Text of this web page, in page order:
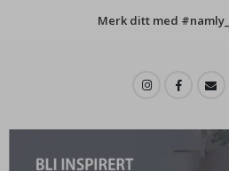
Merk ditt med